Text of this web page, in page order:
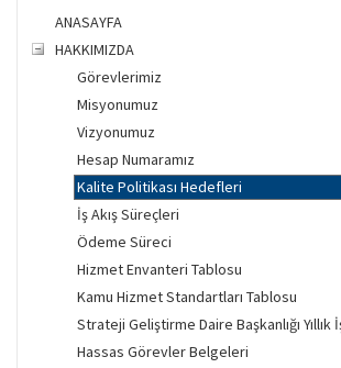
ANASAYFA
HAKKIMIZDA
Görevlerimiz
Misyonumuz
Vizyonumuz
Hesap Numaramız
Kalite Politikası Hedefleri
İş Akış Süreçleri
Ödeme Süreci
Hizmet Envanteri Tablosu
Kamu Hizmet Standartları Tablosu
Strateji Geliştirme Daire Başkanlığı Yıllık
Hassas Görevler Belgeleri